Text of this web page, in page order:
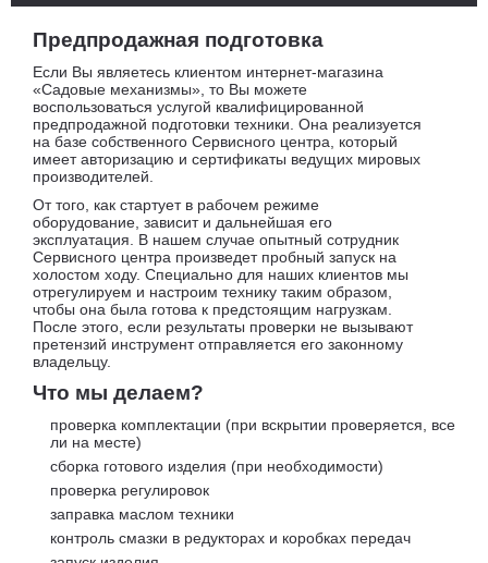
Предпродажная подготовка
Если Вы являетесь клиентом интернет-магазина
«Садовые механизмы», то Вы можете
воспользоваться услугой квалифицированной
предпродажной подготовки техники. Она реализуется
на базе собственного Сервисного центра, который
имеет авторизацию и сертификаты ведущих мировых
производителей.
От того, как стартует в рабочем режиме
оборудование, зависит и дальнейшая его
эксплуатация. В нашем случае опытный сотрудник
Сервисного центра произведет пробный запуск на
холостом ходу. Специально для наших клиентов мы
отрегулируем и настроим технику таким образом,
чтобы она была готова к предстоящим нагрузкам.
После этого, если результаты проверки не вызывают
претензий инструмент отправляется его законному
владельцу.
Что мы делаем?
проверка комплектации (при вскрытии проверяется, все
ли на месте)
сборка готового изделия (при необходимости)
проверка регулировок
заправка маслом техники
контроль смазки в редукторах и коробках передач